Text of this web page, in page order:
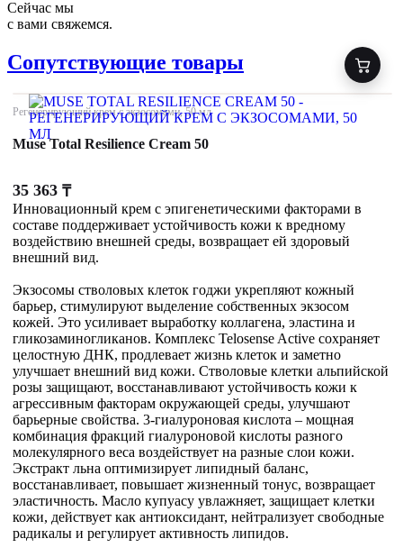
Сейчас мы
с вами свяжемся.
Сопутствующие товары
Регенерирующий крем с экзосомами, 50 мл
Muse Total Resilience Cream 50
35 363 ₸
Инновационный крем с эпигенетическими факторами в
составе поддерживает устойчивость кожи к вредному
воздействию внешней среды, возвращает ей здоровый
внешний вид.
Экзосомы стволовых клеток годжи укрепляют кожный
барьер, стимулируют выделение собственных экзосом
кожей. Это усиливает выработку коллагена, эластина и
гликозаминогликанов. Комплекс Telosense Active сохраняет
целостную ДНК, продлевает жизнь клеток и заметно
улучшает внешний вид кожи. Стволовые клетки альпийской
розы защищают, восстанавливают устойчивость кожи к
агрессивным факторам окружающей среды, улучшают
барьерные свойства. 3-гиалуроновая кислота – мощная
комбинация фракций гиалуроновой кислоты разного
молекулярного веса воздействует на разные слои кожи.
Экстракт льна оптимизирует липидный баланс,
восстанавливает, повышает жизненный тонус, возвращает
эластичность. Масло купуасу увлажняет, защищает клетки
кожи, действует как антиоксидант, нейтрализует свободные
радикалы и регулирует активность липидов.